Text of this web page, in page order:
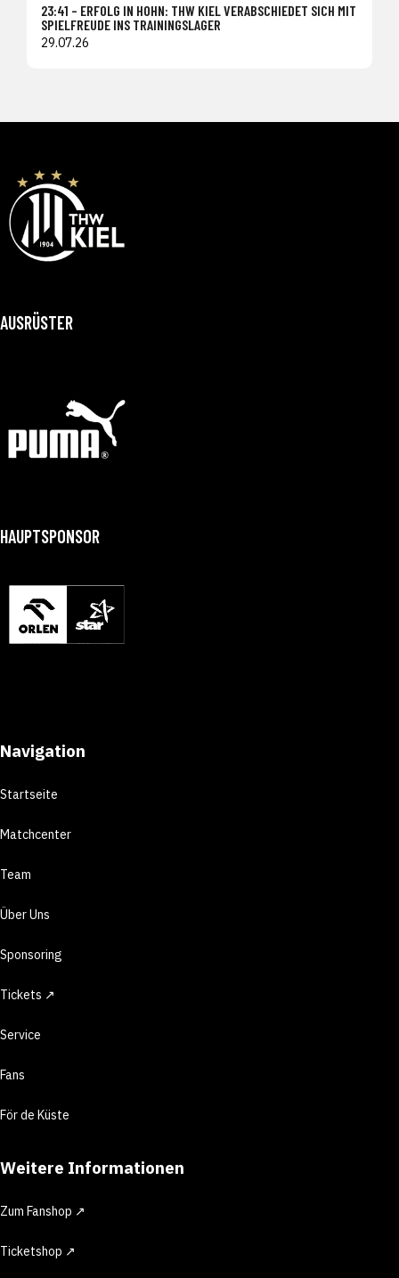
23:41 – ERFOLG IN HOHN: THW KIEL VERABSCHIEDET SICH MIT
SPIELFREUDE INS TRAININGSLAGER
29.07.26
AUSRÜSTER
HAUPTSPONSOR
Navigation
Startseite
Matchcenter
Team
Über Uns
Sponsoring
Tickets ↗
Service
Fans
För de Küste
Weitere Informationen
Zum Fanshop ↗
Ticketshop ↗